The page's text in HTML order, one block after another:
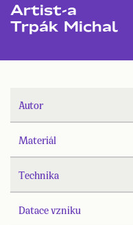
Artist-a
Trpák Michal
Autor
Materiál
Technika
Datace vzniku